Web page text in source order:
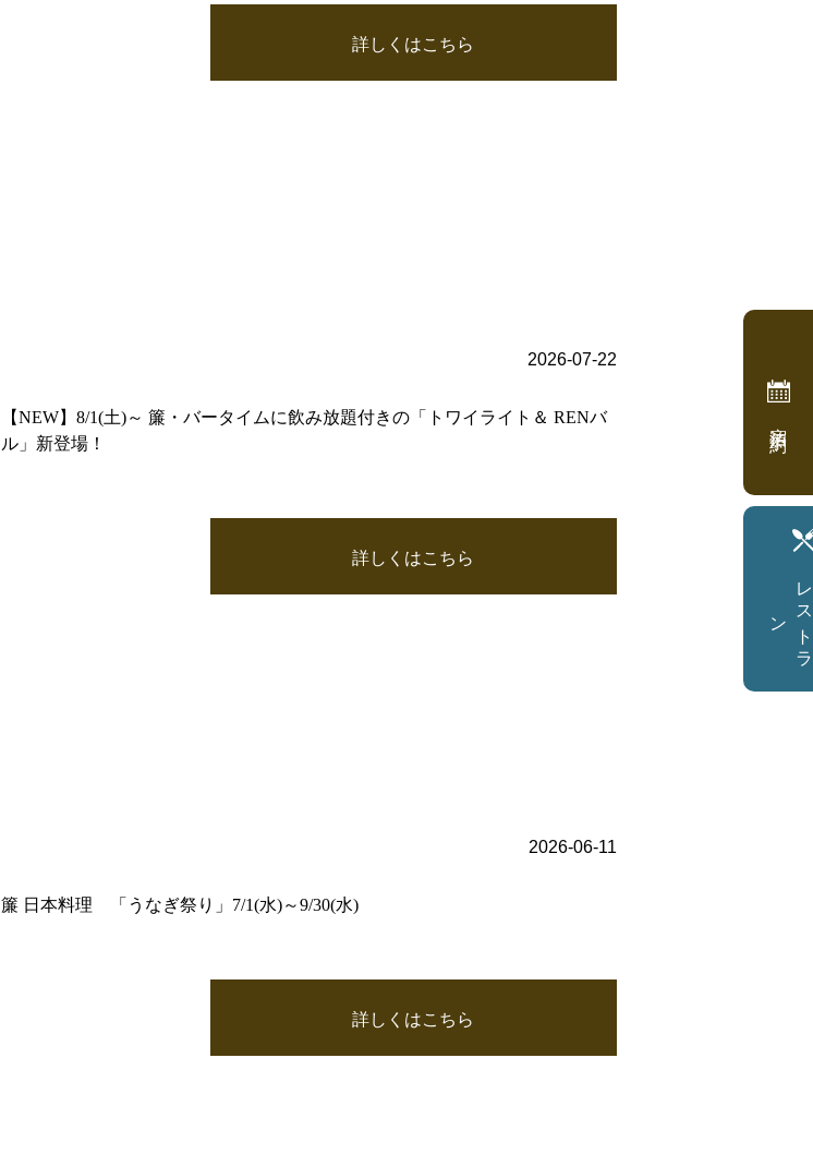
詳しくはこちら
2026-07-22
【NEW】8/1(土)～ 簾・バータイムに飲み放題付きの「トワイライト＆ RENバ
ル」新登場！
詳しくはこちら
2026-06-11
簾 日本料理 「うなぎ祭り」7/1(水)～9/30(水)
詳しくはこちら
レ
ス
ト
ラ
ン